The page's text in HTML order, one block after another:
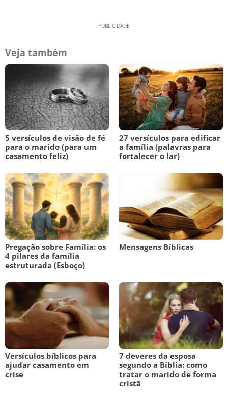
Veja também
5 versículos de visão de fé
para o marido (para um
casamento feliz)
27 versículos para edificar
a família (palavras para
fortalecer o lar)
Pregação sobre Família: os
4 pilares da família
estruturada (Esboço)
Mensagens Bíblicas
Versículos bíblicos para
ajudar casamento em
crise
7 deveres da esposa
segundo a Bíblia: como
tratar o marido de forma
cristã